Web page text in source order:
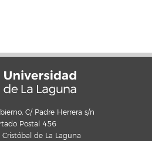
C/ Padre Herrera s/n
Postal 456
de La Laguna